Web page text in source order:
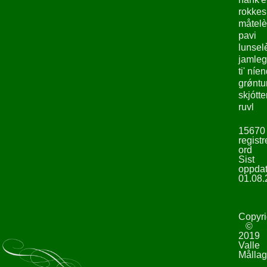
pavi
ti'
ruvl
15670
ord
Sist
©
2019
Valle
Mållag